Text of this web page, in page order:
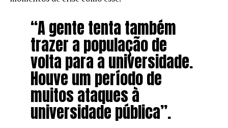
“A gente tenta também
trazer a população de
volta para a universidade.
Houve um período de
muitos ataques à
universidade pública”.